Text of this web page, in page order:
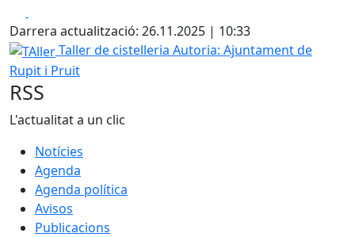
Darrera actualització: 26.11.2025 | 10:33
TAller
Taller de cistelleria Autoria: Ajuntament de
Rupit i Pruit
RSS
L'actualitat a un clic
Notícies
Agenda
Agenda política
Avisos
Publicacions